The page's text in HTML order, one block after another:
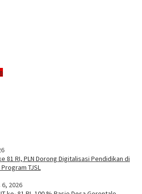
81 RI, PLN Dorong Digitalisasi Pendidikan di
TJSL
2026